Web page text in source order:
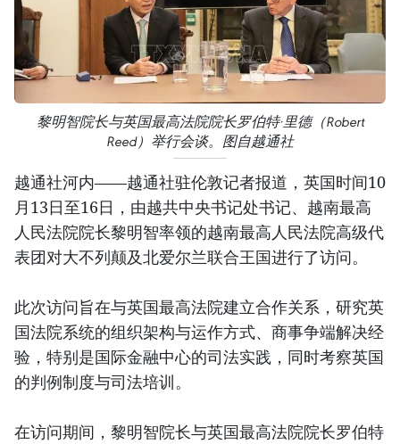
黎明智院长与英国最高法院院长罗伯特·里德（Robert
Reed）举行会谈。图自越通社
越通社河内——越通社驻伦敦记者报道，英国时间10
月13日至16日，由越共中央书记处书记、越南最高
人民法院院长黎明智率领的越南最高人民法院高级代
表团对大不列颠及北爱尔兰联合王国进行了访问。
此次访问旨在与英国最高法院建立合作关系，研究英
国法院系统的组织架构与运作方式、商事争端解决经
验，特别是国际金融中心的司法实践，同时考察英国
的判例制度与司法培训。
在访问期间，黎明智院长与英国最高法院院长罗伯特